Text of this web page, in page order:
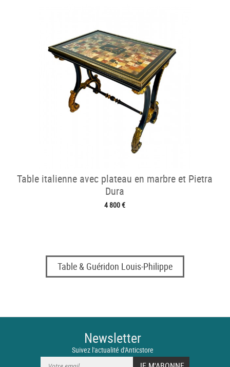
Table italienne avec plateau en marbre et Pietra
Dura
4 800 €
Table & Guéridon Louis-Philippe
Newsletter
Suivez l'actualité d'Anticstore